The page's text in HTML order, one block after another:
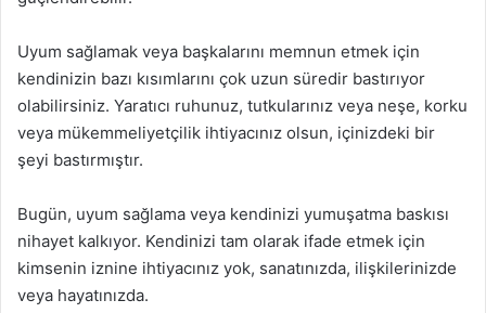
Uyum sağlamak veya başkalarını memnun etmek için
kendinizin bazı kısımlarını çok uzun süredir bastırıyor
olabilirsiniz. Yaratıcı ruhunuz, tutkularınız veya neşe, korku
veya mükemmeliyetçilik ihtiyacınız olsun, içinizdeki bir
şeyi bastırmıştır.
Bugün, uyum sağlama veya kendinizi yumuşatma baskısı
nihayet kalkıyor. Kendinizi tam olarak ifade etmek için
kimsenin iznine ihtiyacınız yok, sanatınızda, ilişkilerinizde
veya hayatınızda.